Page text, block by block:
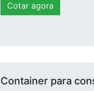
Cotar agora
Container para